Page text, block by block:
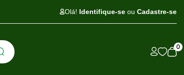
Olá! Identifique-se ou Cadastre-se
0